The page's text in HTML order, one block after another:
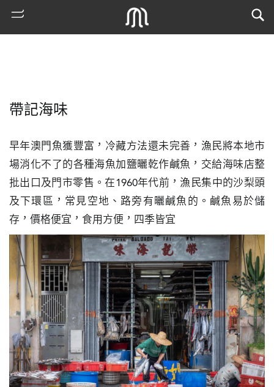
門
搜
索
圖
媽
廟
帶記海味
早年澳門魚獲豐富，冷藏方法還未完善，漁民將本地市
場消化不了的各種海魚加鹽曬乾作鹹魚，交給海味店整
批出口及門市零售。在1960年代前，漁民集中的沙梨頭
及下環區，常見空地、路旁有曬鹹魚的。鹹魚易於儲
存，價格便宜，食用方便，四季皆宜